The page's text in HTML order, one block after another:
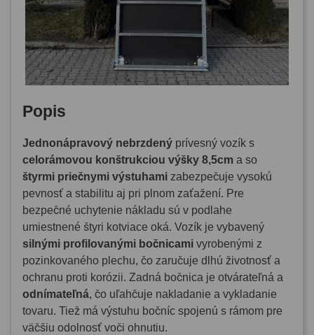
Popis
Jednonápravový nebrzdený prívesný vozík s
celorámovou konštrukciou výšky 8,5cm a so
štyrmi priečnymi výstuhami zabezpečuje vysokú
pevnosť a stabilitu aj pri plnom zaťažení. Pre
bezpečné uchytenie nákladu sú v podlahe
umiestnené štyri kotviace oká. Vozík je vybavený
silnými profilovanými bočnicami vyrobenými z
pozinkovaného plechu, čo zaručuje dlhú životnosť a
ochranu proti korózii. Zadná bočnica je otvárateľná a
odnímateľná, čo uľahčuje nakladanie a vykladanie
tovaru. Tiež má výstuhu bočníc spojenú s rámom pre
väčšiu odolnosť voči ohnutiu.